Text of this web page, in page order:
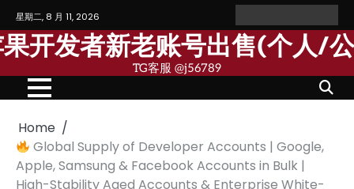
Skip
to
content
星期二, 8 月 11, 2026
AccountAccount
果
个
人
果
公
司
发
者
开发者新老账号出售(个人/
TG客服 @j56789
Home
Global Supply of Developer Accounts | Google,
Apple, Samsung & Facebook Accounts in Bulk |
High-Stability Aged Accounts & Enterprise White-